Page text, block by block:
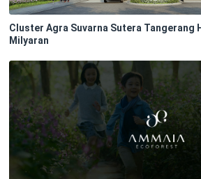
Cluster Agra Suvarna Sutera Tangerang
Milyaran